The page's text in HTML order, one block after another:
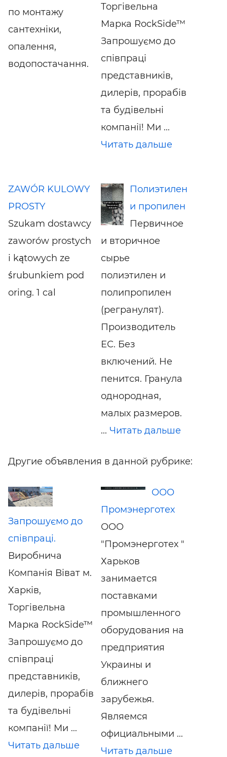
по монтажу
сантехніки,
опалення,
водопостачання.
Торгівельна
Марка RockSide™
Запрошуємо до
співпраці
представників,
дилерів, прорабів
та будівельні
компанії! Ми ...
Читать дальше
ZAWÓR KULOWY
PROSTY
Szukam dostawcy
zaworów prostych
i kątowych ze
śrubunkiem pod
oring. 1 cal
Полиэтилен
и пропилен
Первичное
и вторичное
сырье
полиэтилен и
полипропилен
(регранулят).
Производитель
ЕС. Без
включений. Не
пенится. Гранула
однородная,
малых размеров.
... Читать дальше
Другие объявления в данной рубрике:
Запрошуємо до
співпраці.
Виробнича
Компанія Віват м.
Харків,
Торгівельна
Марка RockSide™
Запрошуємо до
співпраці
представників,
дилерів, прорабів
та будівельні
компанії! Ми ...
Читать дальше
ООО
Промэнерготех
ООО
"Промэнерготех "
Харьков
занимается
поставками
промышленного
оборудования на
предприятия
Украины и
ближнего
зарубежья.
Являемся
официальными ...
Читать дальше